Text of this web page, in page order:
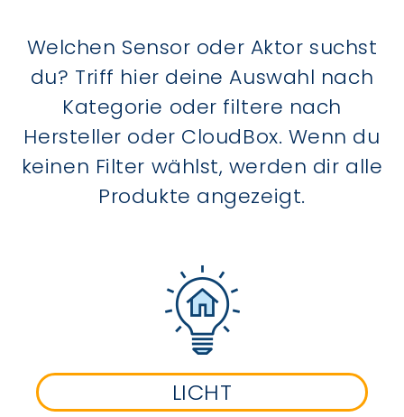
Welchen Sensor oder Aktor suchst
du? Triff hier deine Auswahl nach
Kategorie oder filtere nach
Hersteller oder CloudBox. Wenn du
keinen Filter wählst, werden dir alle
Produkte angezeigt.
LICHT